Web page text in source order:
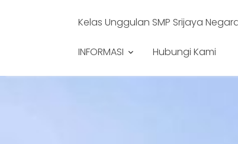
Kelas Unggulan SMP Srijaya
INFORMASI Hubungi Kami